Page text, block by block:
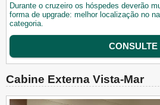
Durante o cruzeiro os hóspedes deverão
forma de upgrade: melhor localização no
categoria.
CONSULTE
Cabine Externa Vista-Mar